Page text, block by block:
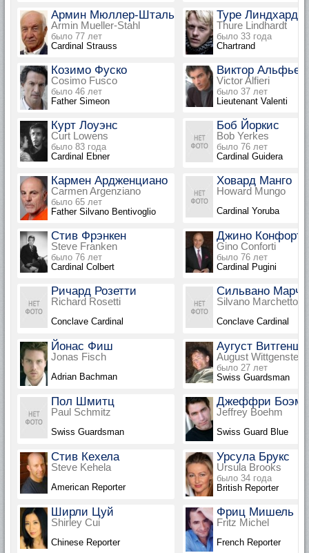
Армин Мюллер-Шталь
Armin Mueller-Stahl
было 77 лет
Cardinal Strauss
Туре Линдхардт
Thure Lindhardt
было 33 года
Chartrand
Козимо Фуско
Cosimo Fusco
было 46 лет
Father Simeon
Виктор
Victor Alfieri
было 37 лет
Lieutenant Valenti
Курт Лоуэнс
Curt Lowens
было 83 года
Cardinal Ebner
Боб Йоркис
Bob Yerkes
было 76 лет
Cardinal Guidera
Кармен Ардженциано
Carmen Argenziano
было 65 лет
Father Silvano Bentivoglio
Ховард Манго
Howard Mungo
Cardinal Yoruba
Стив Фрэнкен
Steve Franken
было 76 лет
Cardinal Colbert
Джино Конфорти
Gino Conforti
было 76 лет
Cardinal Pugini
Ричард Розетти
Richard Rosetti
Conclave Cardinal
Сильвано
Silvano Marchetto
Conclave Cardinal
Йонас Фиш
Jonas Fisch
Adrian Bachman
Аугуст
August Wittgenstein
было 27 лет
Swiss Guardsman
Пол Шмитц
Paul Schmitz
Swiss Guardsman
Джеффри Боэм
Jeffrey Boehm
Swiss Guard Blue
Стив Кехела
Steve Kehela
American Reporter
Урсула Брукс
Ursula Brooks
было 34 года
British Reporter
Ширли Цуй
Shirley Cui
Chinese Reporter
Фриц Мишель
Fritz Michel
French Reporter